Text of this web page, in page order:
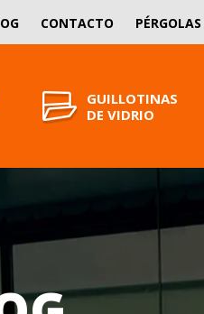
CONTACTO
GUILLOTINAS
DE VIDRIO